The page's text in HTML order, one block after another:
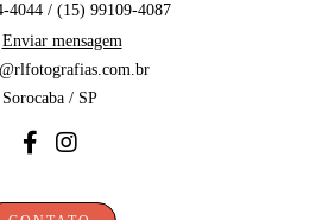
4044 / (15) 99109-4087
Enviar mensagem
Sorocaba / SP